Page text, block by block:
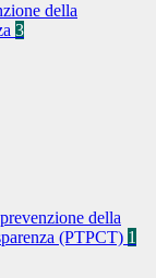
della
3
della
(PTPCT) 1